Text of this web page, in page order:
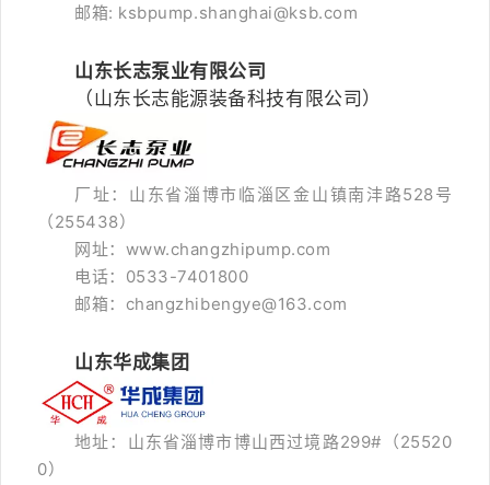
邮箱: ksbpump.shanghai@ksb.com
山东长志泵业有限公司
（山东长志能源装备科技有限公司）
厂址：山东省淄博市临淄区金山镇南沣路528号
（255438）
网址：www.changzhipump.com
电话：0533-7401800
邮箱：changzhibengye@163.com
山东华成集团
地址：山东省淄博市博山西过境路299#（25520
0）